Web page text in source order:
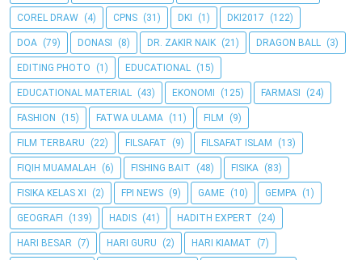
COREL DRAW (4) CPNS (31) DKI (1) DKI2017 (122)
DOA (79) DONASI (8) DR. ZAKIR NAIK (21) DRAGON BALL (3)
EDITING PHOTO (1) EDUCATIONAL (15)
EDUCATIONAL MATERIAL (43) EKONOMI (125) FARMASI (24)
FASHION (15) FATWA ULAMA (11) FILM (9)
FILM TERBARU (22) FILSAFAT (9) FILSAFAT ISLAM (13)
FIQIH MUAMALAH (6) FISHING BAIT (48) FISIKA (83)
FISIKA KELAS XI (2) FPI NEWS (9) GAME (10) GEMPA (1)
GEOGRAFI (139) HADIS (41) HADITH EXPERT (24)
HARI BESAR (7) HARI GURU (2) HARI KIAMAT (7)